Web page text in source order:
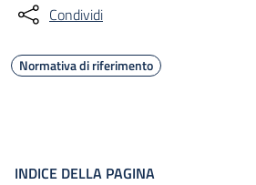
Condividi
Normativa di riferimento
INDICE DELLA PAGINA